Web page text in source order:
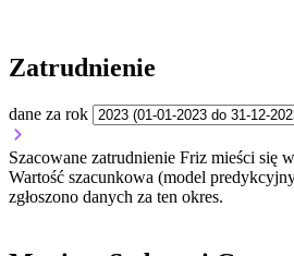
Zatrudnienie
dane za rok
Szacowane zatrudnienie Friz mieści się
Wartość szacunkowa (model
zgłoszono danych za ten okres.